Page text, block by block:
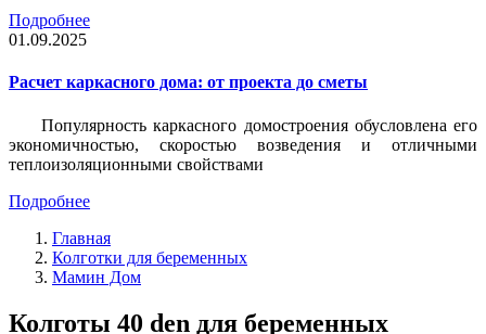
Подробнее
01.09.2025
Расчет каркасного дома: от проекта до сметы
Популярность каркасного домостроения обусловлена его
экономичностью, скоростью возведения и отличными
теплоизоляционными свойствами
Подробнее
Главная
Колготки для беременных
Мамин Дом
Колготы 40 den для беременных